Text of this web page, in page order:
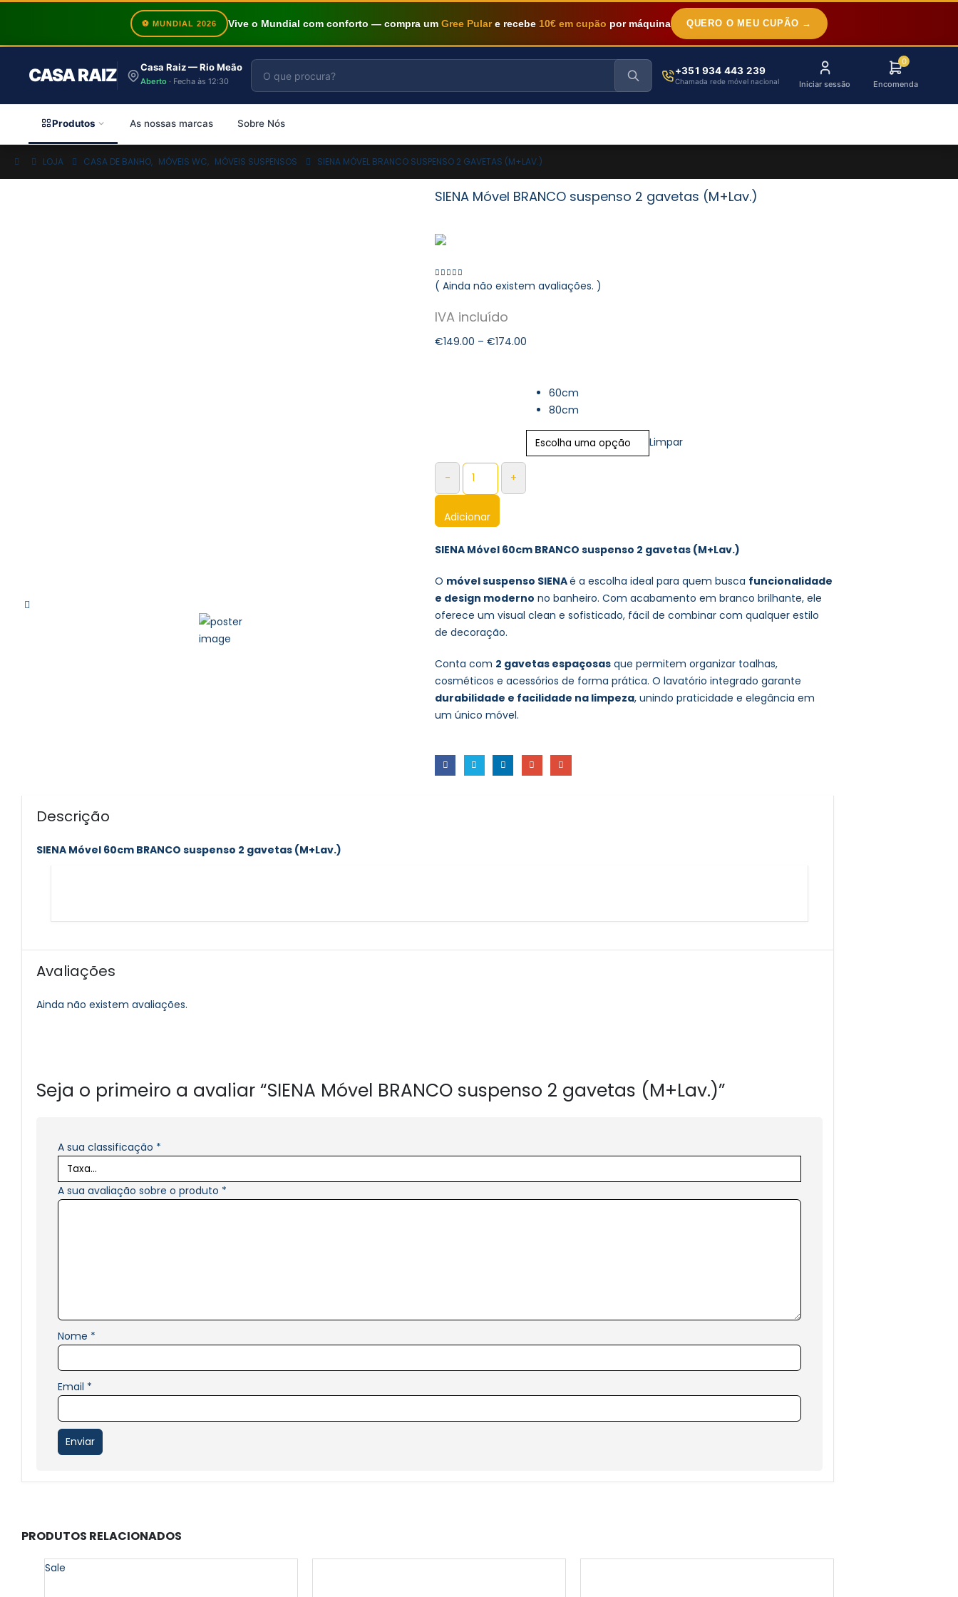
⚽ MUNDIAL 2026 Vive o Mundial com conforto — compra um Gree Pulare recebe 10€ em cupão por máquina QUERO O MEU CUPÃO →
CASA RAIZ Casa Raiz — Rio Meão
Aberto · Fecha às 12:30
+351 934 443 239
Chamada rede móvel nacional Iniciar sessão
0
Encomenda
Produtos As nossas marcas Sobre Nós
LOJA CASA DE BANHO, MÓVEIS WC, MÓVEIS SUSPENSOS SIENA MÓVEL BRANCO SUSPENSO 2 GAVETAS (M+LAV.)
SIENA Móvel BRANCO suspenso 2 gavetas (M+Lav.)
0 out of 5
( Ainda não existem avaliações. )
€149.00 – €174.00
60cm
80cm
Limpar
- +
Adicionar
SIENA Móvel 60cm BRANCO suspenso 2 gavetas (M+Lav.)
O móvel suspenso SIENAé a escolha ideal para quem busca funcionalidade
e design moderno no banheiro. Com acabamento em branco brilhante, ele
oferece um visual clean e sofisticado, fácil de combinar com qualquer estilo
de decoração.
Conta com 2 gavetas espaçosas que permitem organizar toalhas,
cosméticos e acessórios de forma prática. O lavatório integrado garante
durabilidade e facilidade na limpeza, unindo praticidade e elegância em
um único móvel.
Descrição
SIENA Móvel 60cm BRANCO suspenso 2 gavetas (M+Lav.)
Avaliações
Ainda não existem avaliações.
Seja o primeiro a avaliar “SIENA Móvel BRANCO suspenso 2 gavetas (M+Lav.)”
A sua classificação *
A sua avaliação sobre o produto *
Nome *
Email *
PRODUTOS RELACIONADOS
Sale